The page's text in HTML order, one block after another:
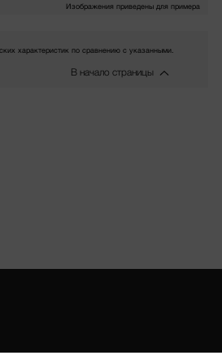
Изображения приведены для примера
характеристик по сравнению с указанными.
В начало страницы